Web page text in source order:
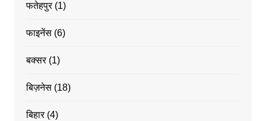
फतेहपुर(1)
फाइनेंस(6)
बक्सर(1)
बिज़नेस(18)
बिहार(4)